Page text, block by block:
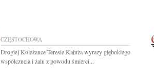
CZĘSTOCHOWA
Drogiej Koleżance Teresie Kałuża wyrazy głębokiego
współczucia i żalu z powodu śmierci...